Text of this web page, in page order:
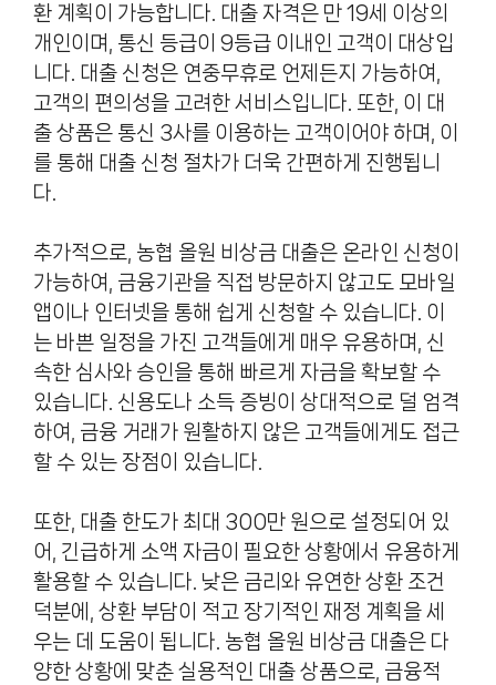
환 계획이 가능합니다. 대출 자격은 만 19세 이상의
개인이며, 통신 등급이 9등급 이내인 고객이 대상입
니다. 대출 신청은 연중무휴로 언제든지 가능하여,
고객의 편의성을 고려한 서비스입니다. 또한, 이 대
출 상품은 통신 3사를 이용하는 고객이어야 하며, 이
를 통해 대출 신청 절차가 더욱 간편하게 진행됩니
다.
추가적으로, 농협 올원 비상금 대출은 온라인 신청이
가능하여, 금융기관을 직접 방문하지 않고도 모바일
앱이나 인터넷을 통해 쉽게 신청할 수 있습니다. 이
는 바쁜 일정을 가진 고객들에게 매우 유용하며, 신
속한 심사와 승인을 통해 빠르게 자금을 확보할 수
있습니다. 신용도나 소득 증빙이 상대적으로 덜 엄격
하여, 금융 거래가 원활하지 않은 고객들에게도 접근
할 수 있는 장점이 있습니다.
또한, 대출 한도가 최대 300만 원으로 설정되어 있
어, 긴급하게 소액 자금이 필요한 상황에서 유용하게
활용할 수 있습니다. 낮은 금리와 유연한 상환 조건
덕분에, 상환 부담이 적고 장기적인 재정 계획을 세
우는 데 도움이 됩니다. 농협 올원 비상금 대출은 다
양한 상황에 맞춘 실용적인 대출 상품으로, 금융적